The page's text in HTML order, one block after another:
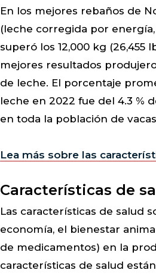
En los mejores rebaños de
(leche corregida por
superó los 12,000 kg (26,455
mejores resultados
de leche. El porcentaje
leche en 2022 fue del 4.3 %
en toda la población de
Lea más sobre las
Características de
Las características de salud
economía, el bienestar
de medicamentos) en la
características de salud